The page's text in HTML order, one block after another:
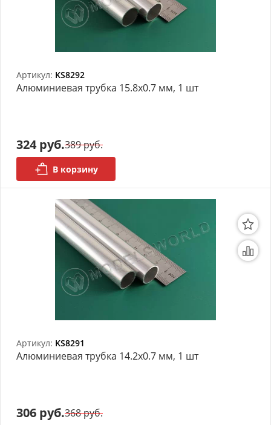
Артикул: KS8292
Алюминиевая трубка 15.8x0.7 мм, 1 шт
324 руб.389 руб.
В корзину
Артикул: KS8291
Алюминиевая трубка 14.2x0.7 мм, 1 шт
306 руб.368 руб.